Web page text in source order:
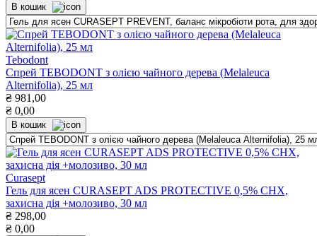
В кошик
Tebodont
Спрей TEBODONT з олією чайного дерева (Melaleuca
Alternifolia), 25 мл
₴ 981,00
₴ 0,00
В кошик
Curasept
Гель для ясен CURASEPT ADS PROTECTIVE 0,5% CHX,
захисна дія +молозиво, 30 мл
₴ 298,00
₴ 0,00